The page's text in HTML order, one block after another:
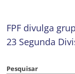
FPF divulga
23 Segunda
Pesquisar